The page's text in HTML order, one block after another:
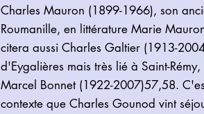
Charles Mauron (1899-1966), son
Roumanille, en littérature Marie
citera aussi Charles Galtier (1913-
d'Eygalières mais très lié à Saint-
Marcel Bonnet (1922-2007)57,58.
contexte que Charles Gounod vint